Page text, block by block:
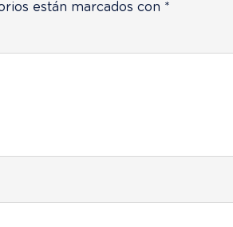
están marcados con *